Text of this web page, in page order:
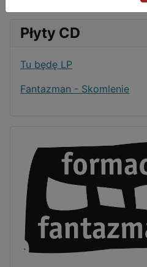
Płyty CD
Tu będę LP
Fantazman - Skomlenie